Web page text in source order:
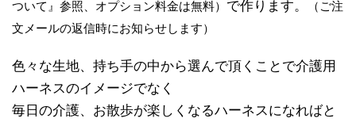
ついて』参照、オプション料金は無料） で作ります。
（ご注
文メールの返信時にお知らせします）
色々な生地、持ち手の中から選んで頂くことで介護用
ハーネスのイメージでなく
毎日の介護、お散歩が楽しくなるハーネスになればと